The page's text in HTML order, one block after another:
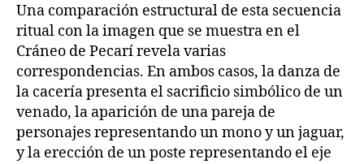
Una comparación estructural de esta secuencia
ritual con la imagen que se muestra en el
Cráneo de Pecarí revela varias
correspondencias. En ambos casos, la danza de
la cacería presenta el sacrificio simbólico de un
venado, la aparición de una pareja de
personajes representando un mono y un jaguar,
y la erección de un poste representando el eje